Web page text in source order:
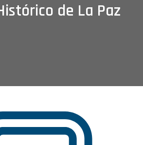
de La Paz